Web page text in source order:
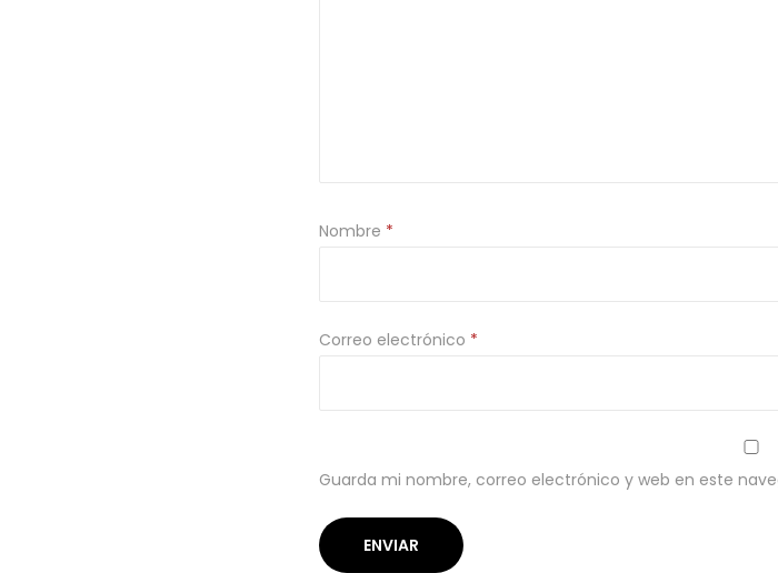
Nombre *
Correo electrónico *
Guarda mi nombre, correo electrónico y web en este